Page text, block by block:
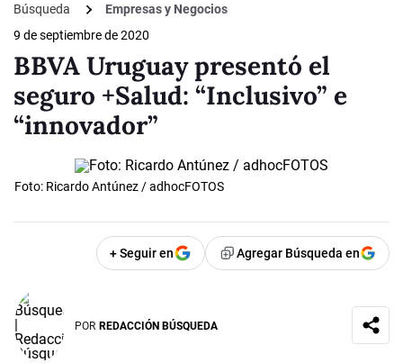
Búsqueda
Empresas y Negocios
9 de septiembre de 2020
BBVA Uruguay presentó el
seguro +Salud: “Inclusivo” e
“innovador”
Foto: Ricardo Antúnez / adhocFOTOS
+ Seguir en Agregar Búsqueda en
POR REDACCIÓN BÚSQUEDA